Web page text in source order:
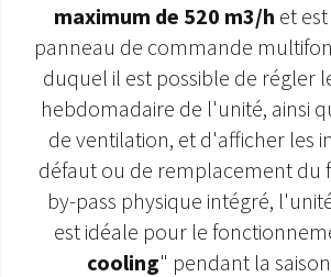
DOCUMENTATIONS
maximum de 520 m3/h et
panneau de commande
duquel il est possible de régler
hebdomadaire de l'unité, ainsi
de ventilation, et d'afficher les
défaut ou de remplacement du
by-pass physique intégré,
est idéale pour le
cooling" pendant la